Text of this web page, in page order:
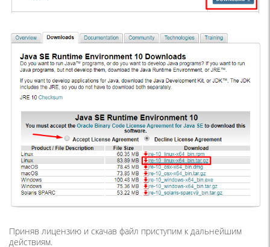
Приняв лицензию и скачав файл приступим к дальнейшим
действиям.